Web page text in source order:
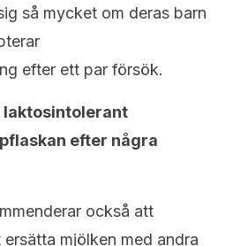
så mycket om deras barn
efter ett par försök.
laktosintolerant
efter några
också att
mjölken med andra